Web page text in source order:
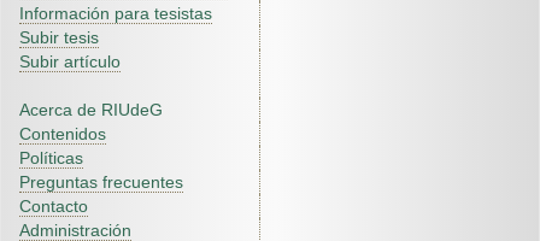
Información para tesistas
Subir tesis
Subir artículo
Acerca de RIUdeG
Contenidos
Políticas
Preguntas frecuentes
Contacto
Administración